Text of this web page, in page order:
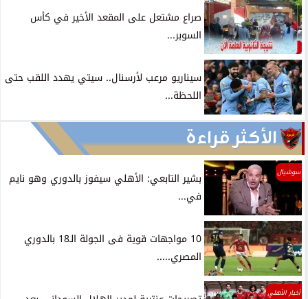
صراع مشتعل على المقعد الأخير في كأس
السوبر...
سيناريو مرعب لأرسنال.. سيتي يهدد اللقب حتى
اللحظة...
الأكثر قراءة
سوشيال
بشير التابعي: الأهلي سيفوز بالدوري وهو نايم
في...
10 مواجهات قوية فى الجولة الـ18 بالدوري
المصري.....
أخبار الأهلي